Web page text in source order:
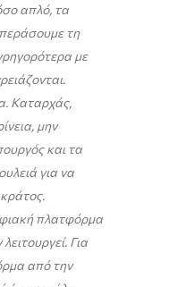
απλό, τα
τη
με
Καταρχάς,
μην
και τα
για να
κράτος.
πλατφόρμα
Για
από την